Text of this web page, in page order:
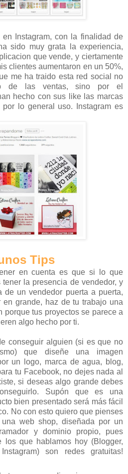
Instagram, con la finalidad de
sido muy grata la experiencia,
que vende, y ciertamente
clientes aumentaron en un 50%,
me ha traido esta red social no
de las ventas, sino por el
hecho con sus like las marcas
lo general uso. Instagram es
Tips
en cuenta es que si lo que
la presencia de vendedor, y
de un vendedor puerta a puerta,
grande, haz de tu trabajo una
porque tus proyectos se parece a
algo hecho por ti.
conseguir alguien (si es que no
que diseñe una imagen
un logo, marca de agua, blog,
tu Facebook, no dejes nada al
si deseas algo grande debes
Supón que es una
bien presentado será más fácil
No con esto quiero que pienses
web shop, diseñada por un
y dominio propio, pues
los que hablamos hoy (Blogger,
son redes gratuitas!